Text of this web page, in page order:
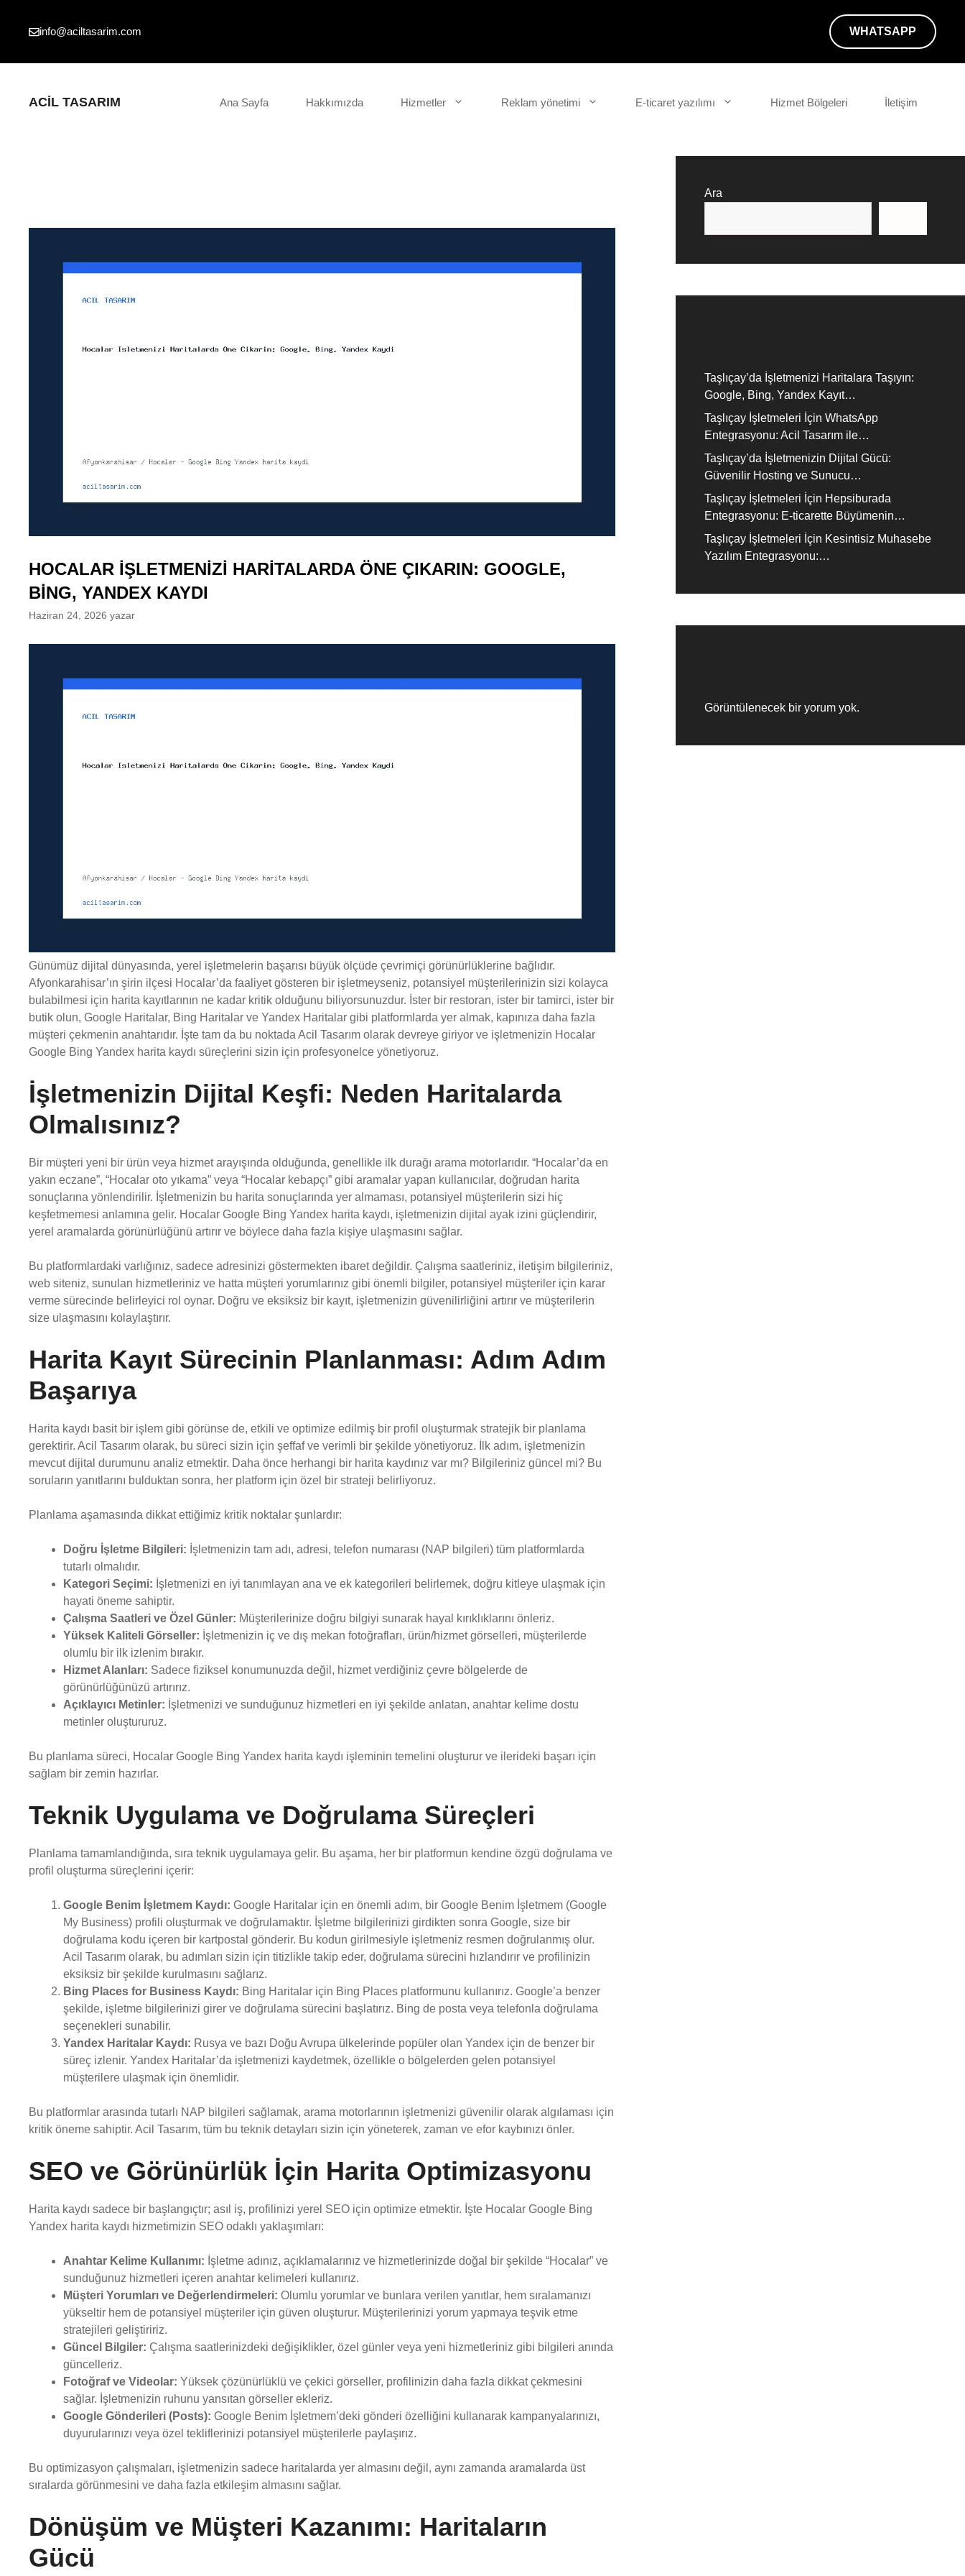
info@aciltasarim.com WHATSAPP
ACIL TASARIM Ana Sayfa Hakkımızda Hizmetler Reklam yönetimi E-ticaret yazılımı Hizmet Bölgeleri İletişim
HOCALAR İŞLETMENIZI HARITALARDA ÖNE ÇIKARIN: GOOGLE,
BING, YANDEX KAYDI
Haziran 24, 2026 yazar
Günümüz dijital dünyasında, yerel işletmelerin başarısı büyük ölçüde çevrimiçi görünürlüklerine bağlıdır.
Afyonkarahisar’ın şirin ilçesi Hocalar’da faaliyet gösteren bir işletmeyseniz, potansiyel müşterilerinizin sizi kolayca
bulabilmesi için harita kayıtlarının ne kadar kritik olduğunu biliyorsunuzdur. İster bir restoran, ister bir tamirci, ister bir
butik olun, Google Haritalar, Bing Haritalar ve Yandex Haritalar gibi platformlarda yer almak, kapınıza daha fazla
müşteri çekmenin anahtarıdır. İşte tam da bu noktada Acil Tasarım olarak devreye giriyor ve işletmenizin Hocalar
Google Bing Yandex harita kaydı süreçlerini sizin için profesyonelce yönetiyoruz.
İşletmenizin Dijital Keşfi: Neden Haritalarda
Olmalısınız?
Bir müşteri yeni bir ürün veya hizmet arayışında olduğunda, genellikle ilk durağı arama motorlarıdır. “Hocalar’da en
yakın eczane”, “Hocalar oto yıkama” veya “Hocalar kebapçı” gibi aramalar yapan kullanıcılar, doğrudan harita
sonuçlarına yönlendirilir. İşletmenizin bu harita sonuçlarında yer almaması, potansiyel müşterilerin sizi hiç
keşfetmemesi anlamına gelir. Hocalar Google Bing Yandex harita kaydı, işletmenizin dijital ayak izini güçlendirir,
yerel aramalarda görünürlüğünü artırır ve böylece daha fazla kişiye ulaşmasını sağlar.
Bu platformlardaki varlığınız, sadece adresinizi göstermekten ibaret değildir. Çalışma saatleriniz, iletişim bilgileriniz,
web siteniz, sunulan hizmetleriniz ve hatta müşteri yorumlarınız gibi önemli bilgiler, potansiyel müşteriler için karar
verme sürecinde belirleyici rol oynar. Doğru ve eksiksiz bir kayıt, işletmenizin güvenilirliğini artırır ve müşterilerin
size ulaşmasını kolaylaştırır.
Harita Kayıt Sürecinin Planlanması: Adım Adım
Başarıya
Harita kaydı basit bir işlem gibi görünse de, etkili ve optimize edilmiş bir profil oluşturmak stratejik bir planlama
gerektirir. Acil Tasarım olarak, bu süreci sizin için şeffaf ve verimli bir şekilde yönetiyoruz. İlk adım, işletmenizin
mevcut dijital durumunu analiz etmektir. Daha önce herhangi bir harita kaydınız var mı? Bilgileriniz güncel mi? Bu
soruların yanıtlarını bulduktan sonra, her platform için özel bir strateji belirliyoruz.
Planlama aşamasında dikkat ettiğimiz kritik noktalar şunlardır:
Doğru İşletme Bilgileri: İşletmenizin tam adı, adresi, telefon numarası (NAP bilgileri) tüm platformlarda
tutarlı olmalıdır.
Kategori Seçimi: İşletmenizi en iyi tanımlayan ana ve ek kategorileri belirlemek, doğru kitleye ulaşmak için
hayati öneme sahiptir.
Çalışma Saatleri ve Özel Günler: Müşterilerinize doğru bilgiyi sunarak hayal kırıklıklarını önleriz.
Yüksek Kaliteli Görseller: İşletmenizin iç ve dış mekan fotoğrafları, ürün/hizmet görselleri, müşterilerde
olumlu bir ilk izlenim bırakır.
Hizmet Alanları: Sadece fiziksel konumunuzda değil, hizmet verdiğiniz çevre bölgelerde de
görünürlüğünüzü artırırız.
Açıklayıcı Metinler: İşletmenizi ve sunduğunuz hizmetleri en iyi şekilde anlatan, anahtar kelime dostu
metinler oluştururuz.
Bu planlama süreci, Hocalar Google Bing Yandex harita kaydı işleminin temelini oluşturur ve ilerideki başarı için
sağlam bir zemin hazırlar.
Teknik Uygulama ve Doğrulama Süreçleri
Planlama tamamlandığında, sıra teknik uygulamaya gelir. Bu aşama, her bir platformun kendine özgü doğrulama ve
profil oluşturma süreçlerini içerir:
Google Benim İşletmem Kaydı: Google Haritalar için en önemli adım, bir Google Benim İşletmem (Google
My Business) profili oluşturmak ve doğrulamaktır. İşletme bilgilerinizi girdikten sonra Google, size bir
doğrulama kodu içeren bir kartpostal gönderir. Bu kodun girilmesiyle işletmeniz resmen doğrulanmış olur.
Acil Tasarım olarak, bu adımları sizin için titizlikle takip eder, doğrulama sürecini hızlandırır ve profilinizin
eksiksiz bir şekilde kurulmasını sağlarız.
Bing Places for Business Kaydı: Bing Haritalar için Bing Places platformunu kullanırız. Google’a benzer
şekilde, işletme bilgilerinizi girer ve doğrulama sürecini başlatırız. Bing de posta veya telefonla doğrulama
seçenekleri sunabilir.
Yandex Haritalar Kaydı: Rusya ve bazı Doğu Avrupa ülkelerinde popüler olan Yandex için de benzer bir
süreç izlenir. Yandex Haritalar’da işletmenizi kaydetmek, özellikle o bölgelerden gelen potansiyel
müşterilere ulaşmak için önemlidir.
Bu platformlar arasında tutarlı NAP bilgileri sağlamak, arama motorlarının işletmenizi güvenilir olarak algılaması için
kritik öneme sahiptir. Acil Tasarım, tüm bu teknik detayları sizin için yöneterek, zaman ve efor kaybınızı önler.
SEO ve Görünürlük İçin Harita Optimizasyonu
Harita kaydı sadece bir başlangıçtır; asıl iş, profilinizi yerel SEO için optimize etmektir. İşte Hocalar Google Bing
Yandex harita kaydı hizmetimizin SEO odaklı yaklaşımları:
Anahtar Kelime Kullanımı: İşletme adınız, açıklamalarınız ve hizmetlerinizde doğal bir şekilde “Hocalar” ve
sunduğunuz hizmetleri içeren anahtar kelimeleri kullanırız.
Müşteri Yorumları ve Değerlendirmeleri: Olumlu yorumlar ve bunlara verilen yanıtlar, hem sıralamanızı
yükseltir hem de potansiyel müşteriler için güven oluşturur. Müşterilerinizi yorum yapmaya teşvik etme
stratejileri geliştiririz.
Güncel Bilgiler: Çalışma saatlerinizdeki değişiklikler, özel günler veya yeni hizmetleriniz gibi bilgileri anında
güncelleriz.
Fotoğraf ve Videolar: Yüksek çözünürlüklü ve çekici görseller, profilinizin daha fazla dikkat çekmesini
sağlar. İşletmenizin ruhunu yansıtan görseller ekleriz.
Google Gönderileri (Posts): Google Benim İşletmem’deki gönderi özelliğini kullanarak kampanyalarınızı,
duyurularınızı veya özel tekliflerinizi potansiyel müşterilerle paylaşırız.
Bu optimizasyon çalışmaları, işletmenizin sadece haritalarda yer almasını değil, aynı zamanda aramalarda üst
sıralarda görünmesini ve daha fazla etkileşim almasını sağlar.
Dönüşüm ve Müşteri Kazanımı: Haritaların
Gücü
Ara
Taşlıçay’da İşletmenizi Haritalara Taşıyın:
Google, Bing, Yandex Kayıt…
Taşlıçay İşletmeleri İçin WhatsApp
Entegrasyonu: Acil Tasarım ile…
Taşlıçay’da İşletmenizin Dijital Gücü:
Güvenilir Hosting ve Sunucu…
Taşlıçay İşletmeleri İçin Hepsiburada
Entegrasyonu: E-ticarette Büyümenin…
Taşlıçay İşletmeleri İçin Kesintisiz Muhasebe
Yazılım Entegrasyonu:…
Görüntülenecek bir yorum yok.